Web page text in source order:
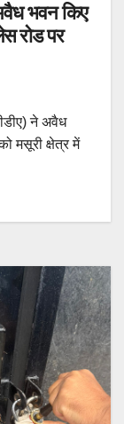
भवन किए
रोड पर
ने अवैध
मसूरी क्षेत्र में